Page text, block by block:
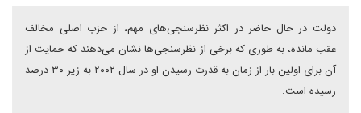
دولت در حال حاضر در اکثر نظرسنجی‌های مهم، از حزب اصلی مخالف
عقب مانده، به طوری که برخی از نظرسنجی‌ها نشان می‌دهند که حمایت از
آن برای اولین بار از زمان به قدرت رسیدن او در سال ۲۰۰۲ به زیر ۳۰ درصد
رسیده است.